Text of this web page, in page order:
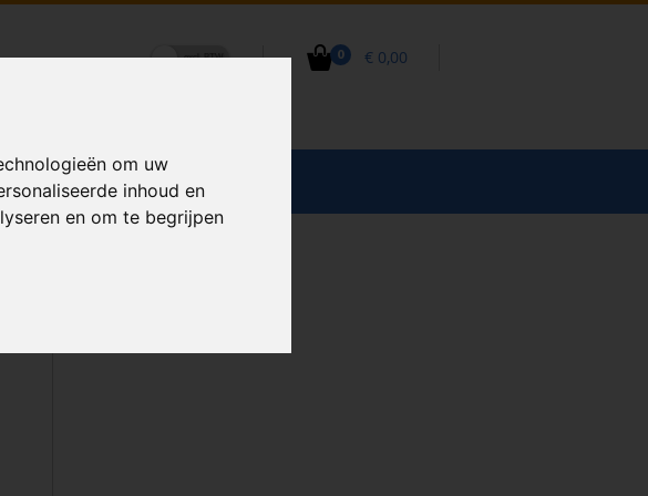
om uw
inhoud en
en om te begrijpen
0 € 0,00
BEDRUKKEN ACCESSOIRES